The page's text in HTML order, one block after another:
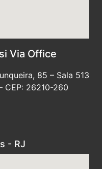
Via Office
85 – Sala 513
CEP: 26210-260
- RJ